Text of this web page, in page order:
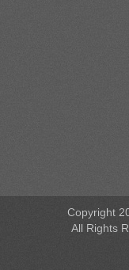
Copyright
All Rights